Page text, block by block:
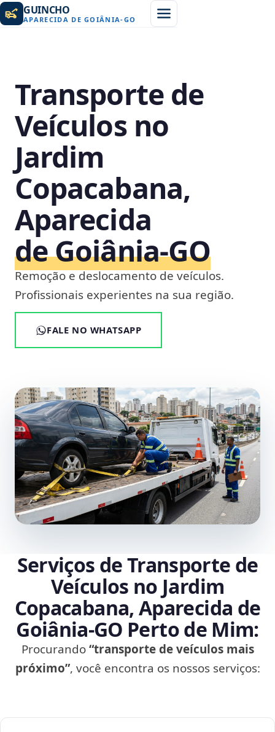
GUINCHO
APARECIDA DE GOIÂNIA-GO
Transporte de
Veículos no
Jardim
Copacabana,
Aparecida
de Goiânia‑GO
Remoção e deslocamento de veículos.
Profissionais experientes na sua região.
FALE NO WHATSAPP
Serviços de Transporte de
Veículos no Jardim
Copacabana, Aparecida de
Goiânia‑GO Perto de Mim:
Procurando“transporte de veículos mais
próximo”, você encontra os nossos serviços: